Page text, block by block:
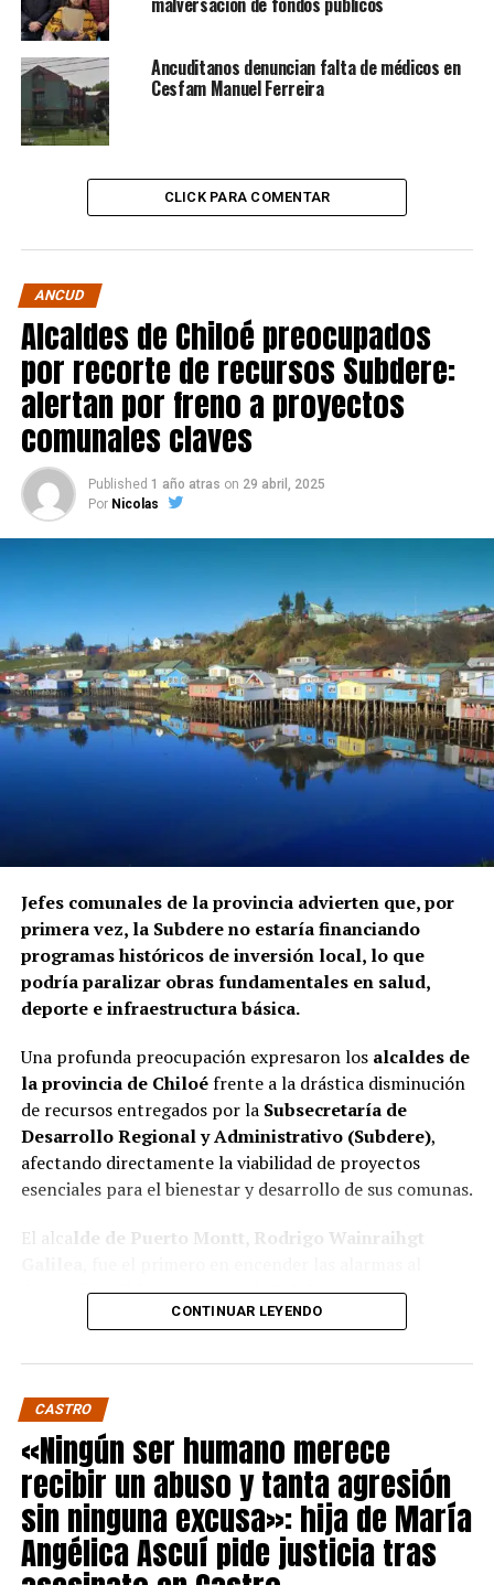
Ancuditanos denuncian falta de médicos en
Cesfam Manuel Ferreira
CLICK PARA COMENTAR
ANCUD
Alcaldes de Chiloé preocupados
por recorte de recursos Subdere:
alertan por freno a proyectos
comunales claves
Published 1 año atras on 29 abril, 2025
Por Nicolas
Jefes comunales de la provincia advierten que, por
primera vez, la Subdere no estaría financiando
programas históricos de inversión local, lo que
podría paralizar obras fundamentales en salud,
deporte e infraestructura básica.
Una profunda preocupación expresaron los alcaldes de
la provincia de Chiloéfrente a la drástica disminución
de recursos entregados por la Subsecretaría de
Desarrollo Regional y Administrativo (Subdere),
afectando directamente la viabilidad de proyectos
esenciales para el bienestar y desarrollo de sus comunas.
El alca lde de Puerto Montt, Rodrigo Wainraihgt
denunciar públicamente que la Subdere no cuenta con
fondos para financiar iniciativas del Programa de
Mejoramiento de Barrios (PMB), a pesar de que muchas
ya estaban declaradas elegibles.
historia, la Subdere no tiene recursos para estos
programas fundamentales”, afirmó el edil de la capital
regional de Los Lagos.
Sus pares de Chiloé respaldaron sus declaraciones,
manifestando su inquietud por el impacto que esta
situación tendrá en sus comunas.
CONTINUAR LEYENDO
CASTRO
«Ningún ser humano merece
recibir un abuso y tanta agresión
sin ninguna excusa»: hija de María
Angélica Ascuí pide justicia tras